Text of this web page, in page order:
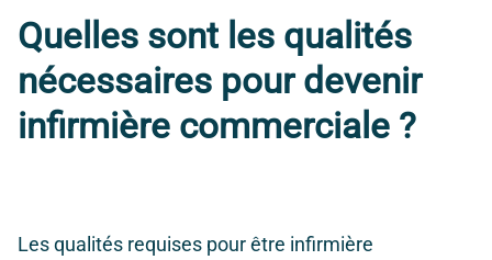
Quelles sont les qualités
nécessaires pour devenir
infirmière commerciale ?
Les qualités requises pour être infirmière